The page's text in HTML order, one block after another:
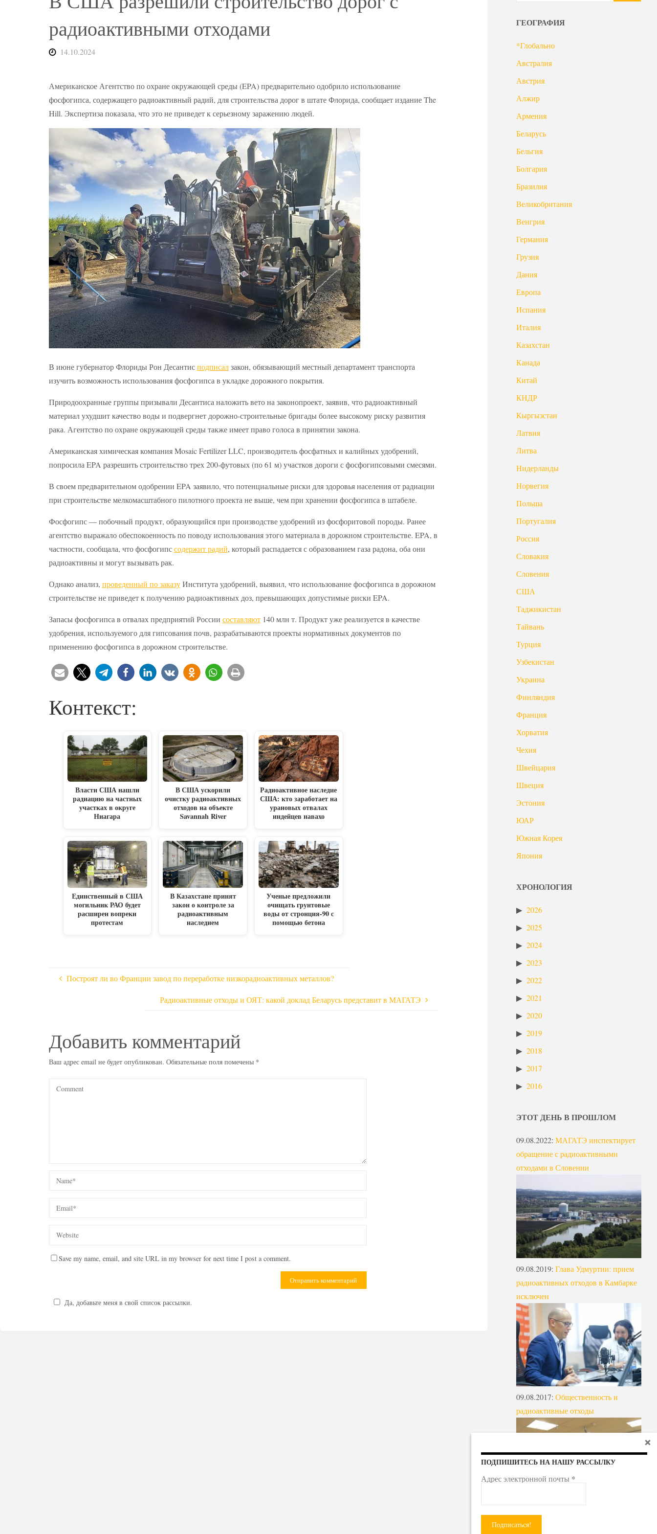
радиоактивными отходами
14.10.2024
Американское Агентство по охране окружающей среды (EPA) предварительно одобрило использование
фосфогипса, содержащего радиоактивный радий, для строительства дорог в штате Флорида, сообщает издание The
Hill. Экспертиза показала, что это не приведет к серьезному заражению людей.
В июне губернатор Флориды Рон Десантисподписалзакон, обязывающий местный департамент транспорта
изучить возможность использования фосфогипса в укладке дорожного покрытия.
Природоохранные группы призывали Десантиса наложить вето на законопроект, заявив, что радиоактивный
материал ухудшит качество воды и подвергнет дорожно-строительные бригады более высокому риску развития
рака. Агентство по охране окружающей среды также имеет право голоса в принятии закона.
Американская химическая компания Mosaic Fertilizer LLC, производитель фосфатных и калийных удобрений,
попросила EPA разрешить строительство трех 200-футовых (по 61 м) участков дороги с фосфогипсовыми смесями.
В своем предварительном одобрении EPA заявило, что потенциальные риски для здоровья населения от радиации
при строительстве мелкомасштабного пилотного проекта не выше, чем при хранении фосфогипса в штабеле.
Фосфогипс — побочный продукт, образующийся при производстве удобрений из фосфоритовой породы. Ранее
агентство выражало обеспокоенность по поводу использования этого материала в дорожном строительстве. EPA, в
частности, сообщала, что фосфогипссодержит радий, который распадается с образованием газа радона, оба они
радиоактивны и могут вызывать рак.
Однако анализ, проведенный по заказуИнститута удобрений, выявил, что использование фосфогипса в дорожном
строительстве не приведет к получению радиоактивных доз, превышающих допустимые риски EPA.
Запасы фосфогипса в отвалах предприятий России составляют140 млн т. Продукт уже реализуется в качестве
удобрения, используемого для гипсования почв, разрабатываются проекты нормативных документов по
применению фосфогипса в дорожном строительстве.
Контекст:
Власти США нашли
радиацию на частных
участках в округе
Ниагара
Единственный в США
могильник РАО будет
расширен вопреки
протестам
В США ускорили
очистку радиоактивных
отходов на объекте
Savannah River
В Казахстане принят
закон о контроле за
радиоактивным
наследием
Радиоактивное наследие
США: кто заработает на
урановых отвалах
индейцев навахо
Ученые предложили
очищать грунтовые
воды от стронция-90 с
помощью бетона
Построят ли во Франции завод по переработке низкорадиоактивных металлов?
Радиоактивные отходы и ОЯТ: какой доклад Беларусь представит в МАГАТЭ
Добавить комментарий
Ваш адрес email не будет опубликован. Обязательные поля помечены *
Save my name, email, and site URL in my browser for next time I post a comment.
Да, добавьте меня в свой список рассылки.
ГЕОГРАФИЯ
*Глобально
Австралия
Австрия
Алжир
Армения
Беларусь
Бельгия
Болгария
Бразилия
Великобритания
Венгрия
Германия
Грузия
Дания
Европа
Испания
Италия
Казахстан
Канада
Китай
КНДР
Кыргызстан
Латвия
Литва
Нидерланды
Норвегия
Польша
Португалия
Россия
Словакия
Словения
США
Таджикистан
Тайвань
Турция
Узбекистан
Украина
Финляндия
Франция
Хорватия
Чехия
Швейцария
Швеция
Эстония
ЮАР
Южная Корея
Япония
ХРОНОЛОГИЯ
2026
2025
2024
2023
2022
2021
2020
2019
2018
2017
2016
ЭТОТ ДЕНЬ В ПРОШЛОМ
09.08.2022: МАГАТЭ инспектирует
обращение с радиоактивными
отходами в Словении
09.08.2019: Глава Удмуртии: прием
радиоактивных отходов в Камбарке
исключен
09.08.2017: Общественность и
радиоактивные отходы
ПОДПИШИТЕСЬ НА НАШУ РАССЫЛКУ
Адрес электронной почты *